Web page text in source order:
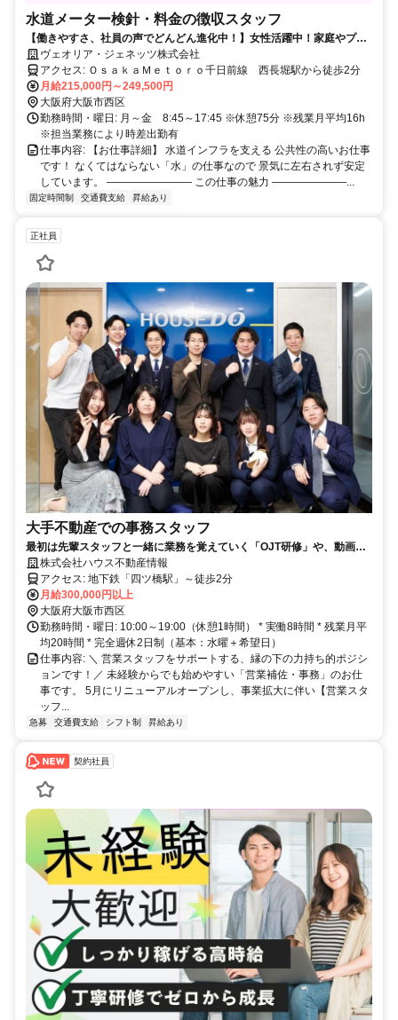
水道メーター検針・料金の徴収スタッフ
【働きやすさ、社員の声でどんどん進化中！】女性活躍中！家庭やプラ
イベートと両立可能／未経験OK／様々な制度が充実！土日祝休み
ヴェオリア・ジェネッツ株式会社
アクセス: ＯｓａｋａＭｅｔｏｒｏ千日前線 西長堀駅から徒歩2分
月給215,000円～249,500円
大阪府大阪市西区
勤務時間・曜日: 月～金 8:45～17:45 ※休憩75分 ※残業月平均16h
※担当業務により時差出勤有
仕事内容: 【お仕事詳細】 水道インフラを支える 公共性の高いお仕事
です！ なくてはならない「水」の仕事なので 景気に左右されず安定
しています。 ―――――――― この仕事の魅力 ―――――――...
固定時間制 交通費支給 昇給あり
正社員
大手不動産での事務スタッフ
最初は先輩スタッフと一緒に業務を覚えていく「OJT研修」や、動画マ
ニュアルも完備。PC入力に自信がない方も、簡単な操作からスタートで
きるのでご安心ください。
株式会社ハウス不動産情報
アクセス: 地下鉄「四ツ橋駅」～徒歩2分
月給300,000円以上
大阪府大阪市西区
勤務時間・曜日: 10:00～19:00（休憩1時間） * 実働8時間 * 残業月平
均20時間 * 完全週休2日制（基本：水曜＋希望日）
仕事内容: ＼ 営業スタッフをサポートする、縁の下の力持ち的ポジシ
ョンです！／ 未経験からでも始めやすい「営業補佐・事務」のお仕
事です。 5月にリニューアルオープンし、事業拡大に伴い【営業スタ
ッフ...
急募 交通費支給 シフト制 昇給あり
契約社員